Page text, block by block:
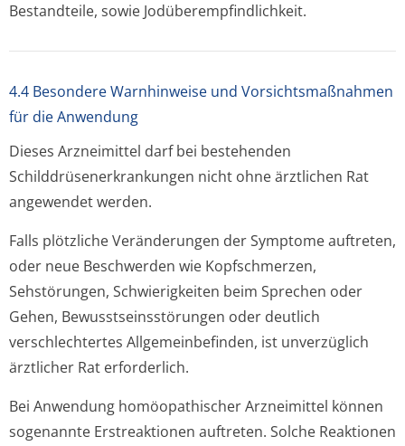
Bestandteile, sowie Jodüberempfin­dlichkeit.
4.4 Besondere Warnhinweise und Vorsichtsmaßnahmen
für die Anwendung
Dieses Arzneimittel darf bei bestehenden
Schilddrüsener­krankungen nicht ohne ärztlichen Rat
angewendet werden.
Falls plötzliche Veränderungen der Symptome auftreten,
oder neue Beschwerden wie Kopfschmerzen,
Sehstörungen, Schwierigkeiten beim Sprechen oder
Gehen, Bewusstseinsstörun­gen oder deutlich
verschlechtertes Allgemeinbefinden, ist unverzüglich
ärztlicher Rat erforderlich.
Bei Anwendung homöopathischer Arzneimittel können
sogenannte Erstreaktionen auftreten. Solche Reaktionen